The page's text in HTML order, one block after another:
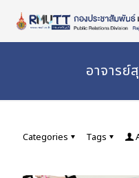
Content
อาจารย์
Categories Tags